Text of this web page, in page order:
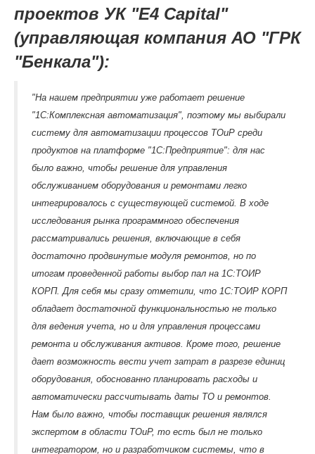
проектов УК "E4 Capital"
(управляющая компания АО "ГРК
"Бенкала"):
"На нашем предприятии уже работает решение
"1С:Комплексная автоматизация", поэтому мы выбирали
систему для автоматизации процессов ТОиР среди
продуктов на платформе "1С:Предприятие": для нас
было важно, чтобы решение для управления
обслуживанием оборудования и ремонтами легко
интегрировалось с существующей системой. В ходе
исследования рынка программного обеспечения
рассматривались решения, включающие в себя
достаточно продвинутые модуля ремонтов, но по
итогам проведенной работы выбор пал на 1С:ТОИР
КОРП. Для себя мы сразу отметили, что 1С:ТОИР КОРП
обладает достаточной функциональностью не только
для ведения учета, но и для управления процессами
ремонта и обслуживания активов. Кроме того, решение
дает возможность вести учет затрат в разрезе единиц
оборудования, обоснованно планировать расходы и
автоматически рассчитывать даты ТО и ремонтов.
Нам было важно, чтобы поставщик решения являлся
экспертом в области ТОиР, то есть был не только
интегратором, но и разработчиком системы, что в